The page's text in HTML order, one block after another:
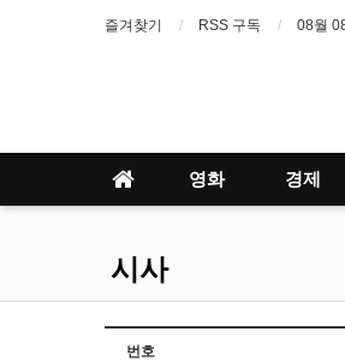
즐겨찾기 RSS 구독 08월
영화 경제
시사
번호